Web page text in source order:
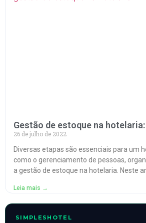
Gestão de estoque na
26 de julho de 2022
Diversas etapas são essenciais para um
como o gerenciamento de pessoas,
a gestão de estoque na hotelaria. Neste
Leia mais →
SIMPLESHOTEL